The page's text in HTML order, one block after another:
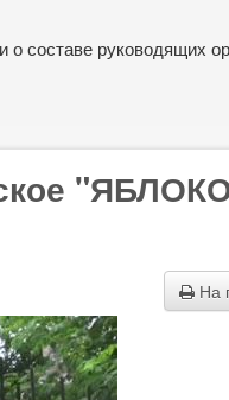
составе руководящих
На